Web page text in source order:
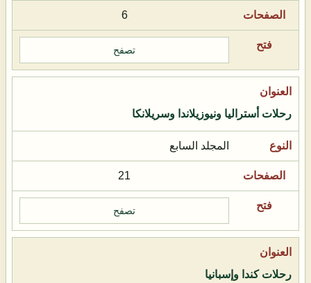
6
تصفح
رحلات أستراليا ونيوزيلاندا وسريلانكا
المجلد السابع
21
تصفح
رحلات كندا وإسبانيا